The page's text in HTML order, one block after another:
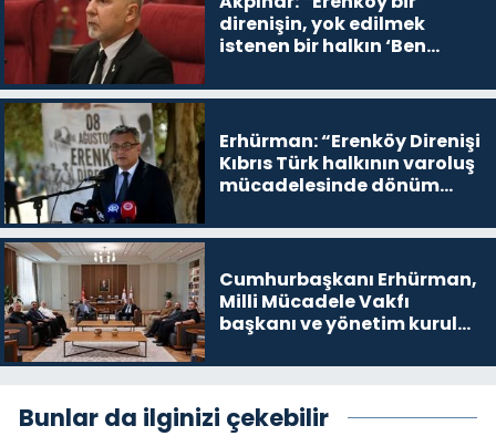
direnişin, yok edilmek
istenen bir halkın ‘Ben
devam edeceğim’ dediği
Erhürman: “Erenköy Direnişi
Kıbrıs Türk halkının varoluş
mücadelesinde dönüm
Cumhurbaşkanı Erhürman,
Milli Mücadele Vakfı
başkanı ve yönetim kurulu
Bunlar da ilginizi çekebilir